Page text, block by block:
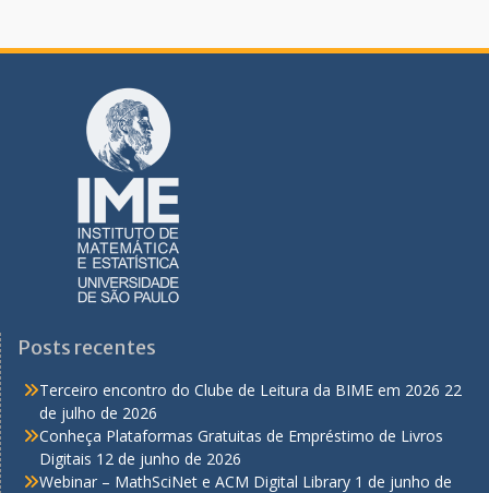
Posts recentes
Terceiro encontro do Clube de Leitura da BIME em 2026 22
de julho de 2026
Conheça Plataformas Gratuitas de Empréstimo de Livros
Digitais 12 de junho de 2026
Webinar – MathSciNet e ACM Digital Library 1 de junho de